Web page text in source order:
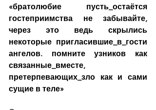
«братолюбие пусть_остаётся
гостеприимства не забывайте,
через это ведь скрылись
некоторые пригласившие_в_гости
ангелов. помните узников как
связанные_вместе,
претерпевающих_зло как и сами
сущие в теле»